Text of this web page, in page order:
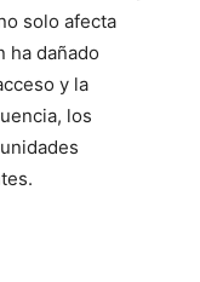
solo afecta
ha dañado
y la
los